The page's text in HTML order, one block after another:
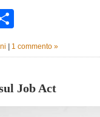
1 commento »
Job Act